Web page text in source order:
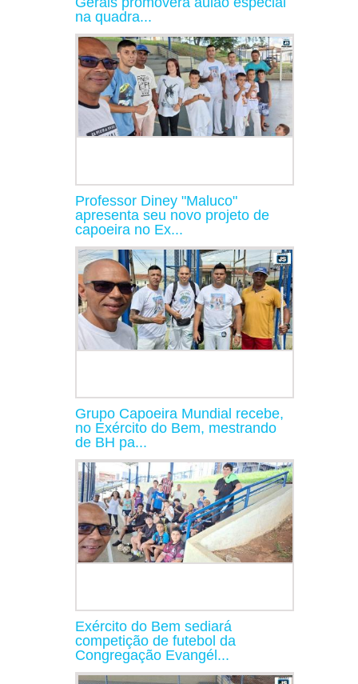
na quadra...
Professor Diney "Maluco"
apresenta seu novo projeto de
capoeira no Ex...
Grupo Capoeira Mundial recebe,
no Exército do Bem, mestrando
de BH pa...
Exército do Bem sediará
competição de futebol da
Congregação Evangél...